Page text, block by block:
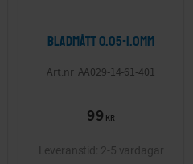
Bladmått 0.05-1.0mm
AA029-14-61-401
99 KR
2-5 vardagar